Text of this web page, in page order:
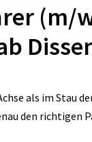
(m/
als im Stau
den richtigen